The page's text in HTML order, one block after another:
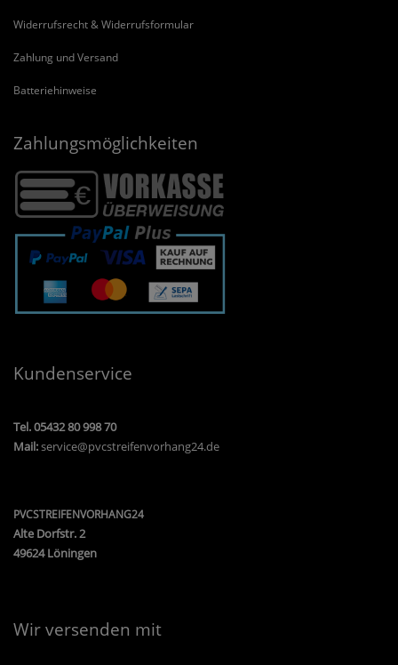
Widerrufsrecht & Widerrufsformular
Zahlung und Versand
Batteriehinweise
Zahlungsmöglichkeiten
Kundenservice
Tel. 05432 80 998 70
Mail:service@pvcstreifenvorhang24.de
PVCSTREIFENVORHANG24
Alte Dorfstr. 2
49624 Löningen
Wir versenden mit